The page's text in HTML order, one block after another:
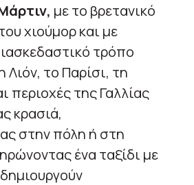
με το βρετανικό
χιούμορ και με
τρόπο
Λιόν, το Παρίσι, τη
περιοχές της Γαλλίας
κρασιά,
στην πόλη ή στη
ένα ταξίδι με